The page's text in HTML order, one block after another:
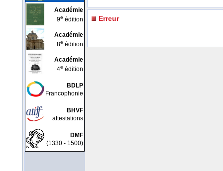
Académie
9e édition
Académie
8e édition
Académie
4e édition
BDLP
Francophonie
BHVF
attestations
DMF
(1330 - 1500)
Erreur